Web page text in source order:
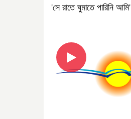
'সে রাতে ঘুমাতে পারিনি আমি'